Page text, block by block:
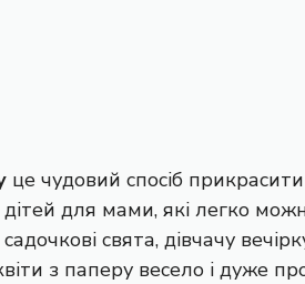
це чудовий спосіб
дітей для мами, які легко
свята, дівчачу
з паперу весело і дуже